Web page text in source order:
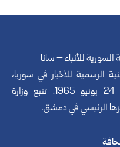
السورية للأنباء – سانا
الرسمية للأخبار في سوريا،
تأسست في 24 يونيو 1965. تتبع وزارة
الرئيسي في دمشق.